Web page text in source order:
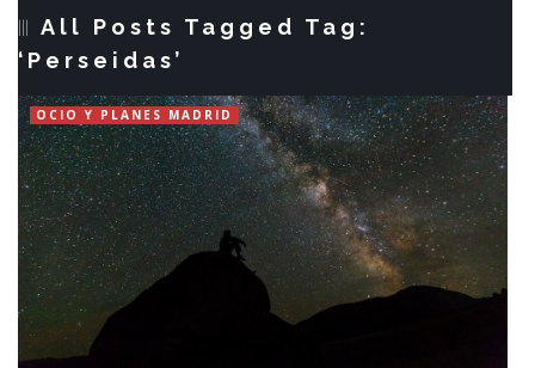
All Posts Tagged Tag:
‘Perseidas’
OCIO Y PLANES MADRID